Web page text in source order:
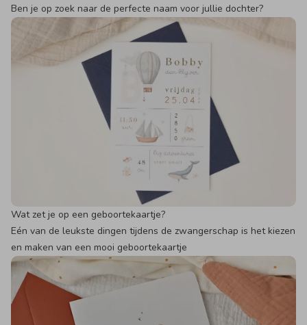
Ben je op zoek naar de perfecte naam voor jullie dochter?
Wat zet je op een geboortekaartje?
Eén van de leukste dingen tijdens de zwangerschap is het kiezen
en maken van een mooi geboortekaartje